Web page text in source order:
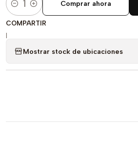
Cantidad
Comprar ahora
COMPARTIR
|
Mostrar stock de ubicaciones